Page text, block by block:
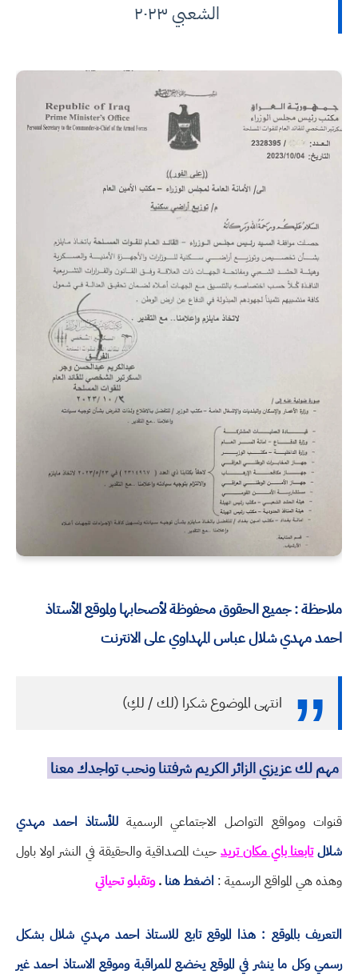
الشعبي ٢٠٢٣
ملاحظة : جميع الحقوق محفوظة لأصحابها ولموقع الأستاذ
احمد مهدي شلال عباس المهداوي على الانترنت
انتهى الموضوع شكرا (لك / لكِ)
مهم لك عزيزي الزائر الكريم شرفتنا ونحب تواجدك معنا
قنوات ومواقع التواصل الاجتماعي الرسميةللأستاذ احمد مهدي
شلالتابعنا باي مكان تريدحيث المصداقية والحقيقة في النشر اولا باول
وهذه هي المواقع الرسمية : اضغط هنا .وتقبلو تحياتي
التعريف بالموقع : هذا الموقع تابع للاستاذ احمد مهدي شلال بشكل
رسمي وكل ما ينشر في الموقع يخضع للمراقبة وموقع الاستاذ احمد غير